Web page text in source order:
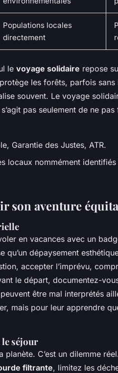
Populations locales
directement
le voyage solidaire repose
les forêts, parfois
souvent. Le voyage
pas seulement de ne
Garantie des Justes, ATR.
locaux nommément
son aventure
en vacances avec un
dépaysement
accepter l’imprévu,
le départ, documentez-
être mal interprétés
mais pour leur apprendre
le séjour
planète. C’est un dilemme
filtrante, limitez les